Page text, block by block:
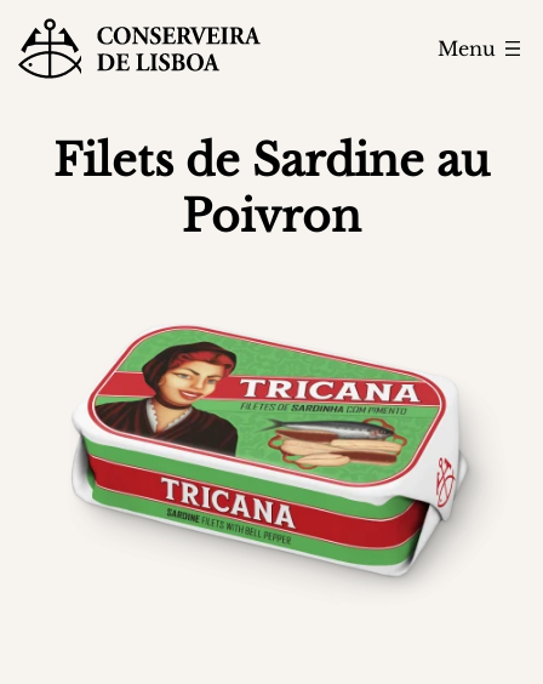
Menu
Filets de Sardine au
Poivron